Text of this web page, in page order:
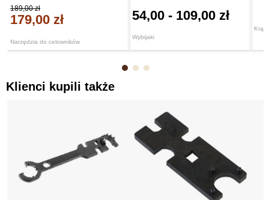
Narzędzia do celowników
189,00 zł
179,00 zł
Wybijaki
54,00 - 109,00 zł
Klienci kupili także